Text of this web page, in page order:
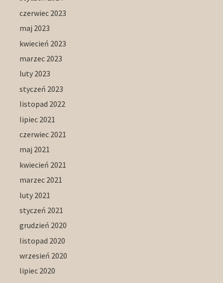
czerwiec 2023
maj 2023
kwiecień 2023
marzec 2023
luty 2023
styczeń 2023
listopad 2022
lipiec 2021
czerwiec 2021
maj 2021
kwiecień 2021
marzec 2021
luty 2021
styczeń 2021
grudzień 2020
listopad 2020
wrzesień 2020
lipiec 2020